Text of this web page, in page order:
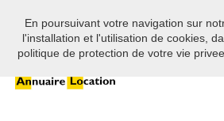
Bienvenue sur l'annuaire des
France
En poursuivant votre navigation sur
l'installation et l'utilisation de cookies,
politique de protection de votre vie privee.